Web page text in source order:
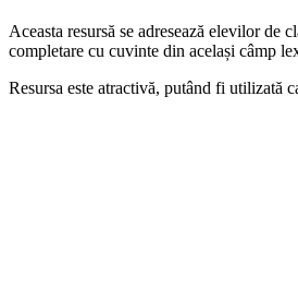
Aceasta resursă se adresează elevilor
completare cu cuvinte din același câmp
Resursa este atractivă, putând fi utilizată